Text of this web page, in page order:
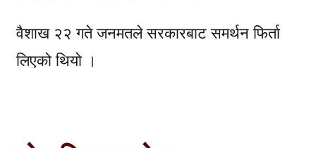
वैशाख २२ गते जनमतले सरकारबाट समर्थन फिर्ता
लिएको थियो ।